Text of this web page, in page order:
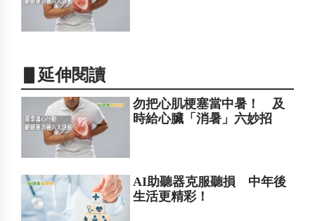
▋延伸閱讀
勿把心肌梗塞當中暑！ 及
時給心臟「消暑」六妙招
AI助聽器克服聽損 中年後
生活更精彩！